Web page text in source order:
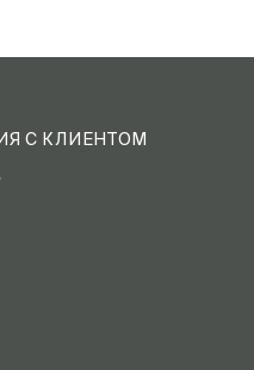
С КЛИЕНТОМ